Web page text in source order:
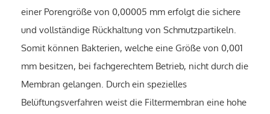
einer Porengröße von 0,00005 mm erfolgt die sichere
und vollständige Rückhaltung von Schmutzpartikeln.
Somit können Bakterien, welche eine Größe von 0,001
mm besitzen, bei fachgerechtem Betrieb, nicht durch die
Membran gelangen. Durch ein spezielles
Belüftungsverfahren weist die Filtermembran eine hohe